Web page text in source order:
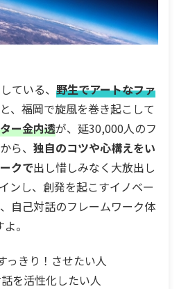
ている、 野生でアートなファ
と、福岡で旋風を巻き起こして
ー金内透が、延30,000人のフ
ら、 独自のコツや心構えをい
クで出し惜しみなく大放出し
ンし、創発を起こすイノベー
自己対話のフレームワーク体
。
っきり！させたい人
を活性化したい人